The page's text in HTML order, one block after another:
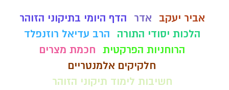
אביר יעקב אדר
הדף היומי בתיקוני הזוהר
הלכות יסודי התורה
הרב עדיאל רוזנפלד
הרוחניות הפרקטית חכמת מצרים
חלקיקים אלמנטריים
חשיבות לימוד תיקוני הזוהר